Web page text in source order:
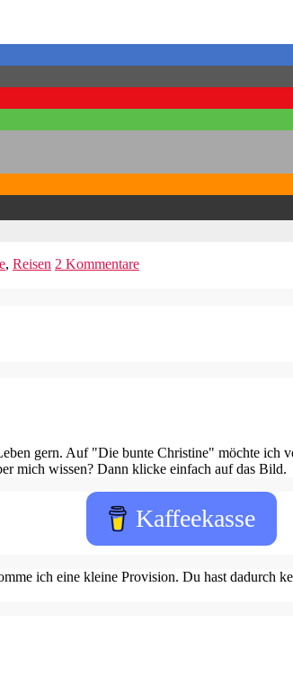
, Reisen 2 Kommentare
gern. Auf "Die bunte Christine" möchte ich
mich wissen? Dann klicke einfach auf das Bild.
Kaffeekasse
ich eine kleine Provision. Du hast dadurch